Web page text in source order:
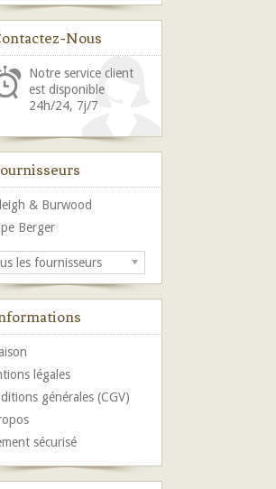
Nous
Notre service client
est disponible
24h/24, 7j/7
& Burwood
Berger
les fournisseurs
légales
générales (CGV)
sécurisé